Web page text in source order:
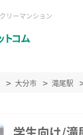
リーマンション
大分市 滝尾駅